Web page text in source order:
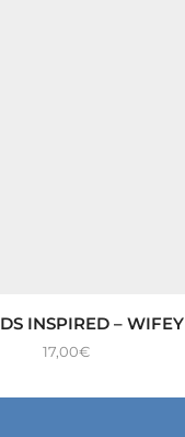
INSPIRED – WIFEY
17,00€